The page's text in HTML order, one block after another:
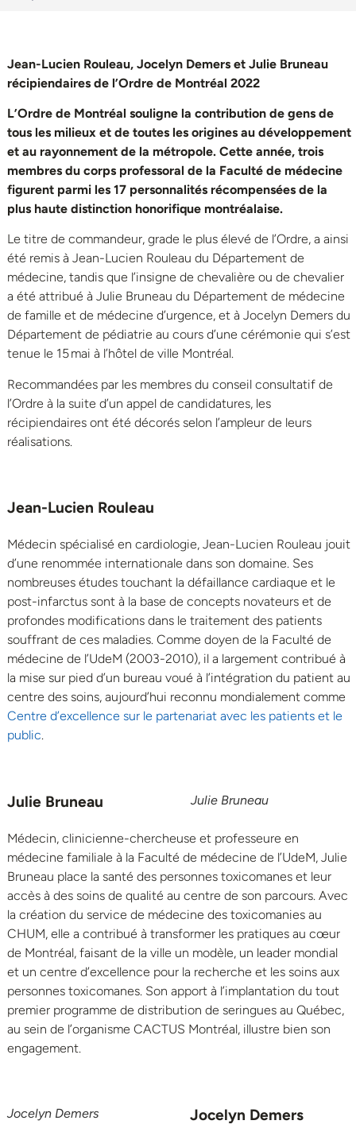
Jean-Lucien Rouleau, Jocelyn Demers et Julie Bruneau
récipiendaires de l’Ordre de Montréal 2022
L’Ordre de Montréal souligne la contribution de gens de
tous les milieux et de toutes les origines au développement
et au rayonnement de la métropole. Cette année, trois
membres du corps professoral de la Faculté de médecine
figurent parmi les 17 personnalités récompensées de la
plus haute distinction honorifique montréalaise.
Le titre de commandeur, grade le plus élevé de l’Ordre, a ainsi
été remis à Jean-Lucien Rouleau du Département de
médecine, tandis que l’insigne de chevalière ou de chevalier
a été attribué à Julie Bruneau du Département de médecine
de famille et de médecine d’urgence, et à Jocelyn Demers du
Département de pédiatrie au cours d’une cérémonie qui s’est
tenue le 15 mai à l’hôtel de ville Montréal.
Recommandées par les membres du conseil consultatif de
l’Ordre à la suite d’un appel de candidatures, les
récipiendaires ont été décorés selon l’ampleur de leurs
réalisations.
Jean-Lucien Rouleau
Médecin spécialisé en cardiologie, Jean-Lucien Rouleau jouit
d’une renommée internationale dans son domaine. Ses
nombreuses études touchant la défaillance cardiaque et le
post-infarctus sont à la base de concepts novateurs et de
profondes modifications dans le traitement des patients
souffrant de ces maladies. Comme doyen de la Faculté de
médecine de l’UdeM (2003-2010), il a largement contribué à
la mise sur pied d’un bureau voué à l’intégration du patient au
centre des soins, aujourd’hui reconnu mondialement comme
Centre d’excellence sur le partenariat avec les patients et le
public.
Julie Bruneau
Julie Bruneau
Médecin, clinicienne-chercheuse et professeure en
médecine familiale à la Faculté de médecine de l’UdeM, Julie
Bruneau place la santé des personnes toxicomanes et leur
accès à des soins de qualité au centre de son parcours. Avec
la création du service de médecine des toxicomanies au
CHUM, elle a contribué à transformer les pratiques au cœur
de Montréal, faisant de la ville un modèle, un leader mondial
et un centre d’excellence pour la recherche et les soins aux
personnes toxicomanes. Son apport à l’implantation du tout
premier programme de distribution de seringues au Québec,
au sein de l’organisme CACTUS Montréal, illustre bien son
engagement.
Jocelyn Demers Jocelyn Demers